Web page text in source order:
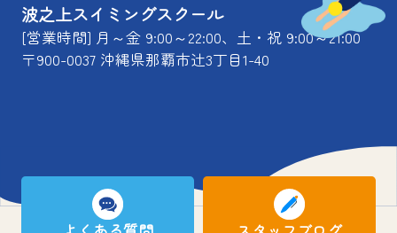
波之上スイミングスクール
[営業時間] 月～金 9:00～22:00、土・祝 9:00～21:00
〒900-0037 沖縄県那覇市辻3丁目1-40